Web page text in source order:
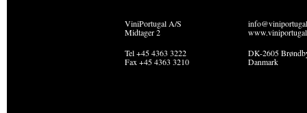
ViniPortugal A/S
Midtager 2
Tel +45 4363 3222
Fax +45 4363 3210
DK-2605
Danmark